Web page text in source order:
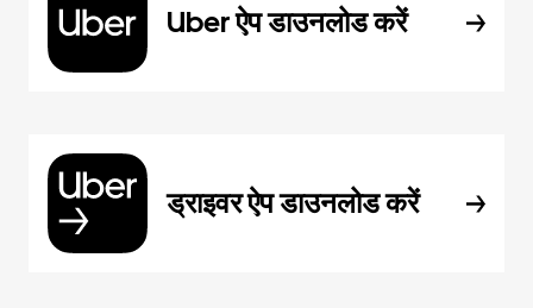
Uber ऐप डाउनलोड करें
ड्राइवर ऐप डाउनलोड करें